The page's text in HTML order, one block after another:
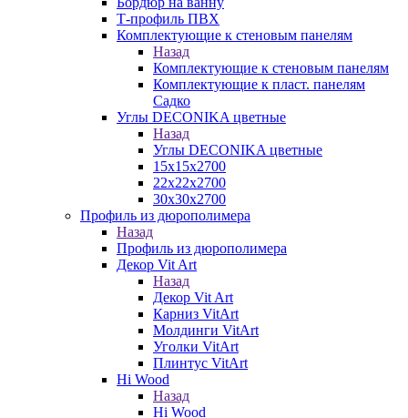
Т-профиль ПВХ
Комплектующие к стеновым панелям
Назад
Комплектующие к стеновым панелям
Комплектующие к пласт. панелям
Садко
Углы DECONIKA цветные
Назад
Углы DECONIKA цветные
15х15х2700
22х22х2700
30х30х2700
Профиль из дюрополимера
Назад
Профиль из дюрополимера
Декор Vit Art
Назад
Декор Vit Art
Карниз VitArt
Молдинги VitArt
Уголки VitArt
Плинтус VitArt
Hi Wood
Назад
Hi Wood